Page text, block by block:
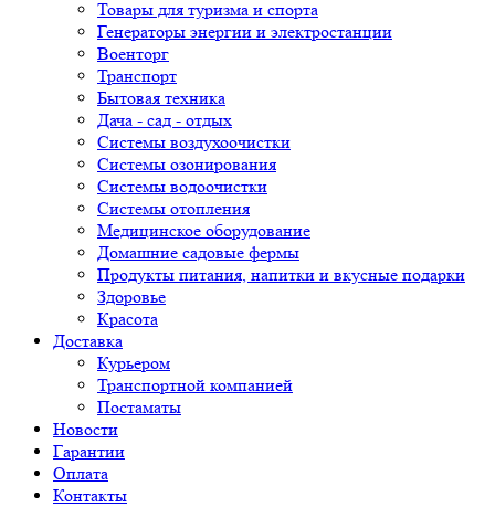
Товары для туризма и спорта
Генераторы энергии и электростанции
Военторг
Транспорт
Бытовая техника
Дача - сад - отдых
Системы воздухоочистки
Системы озонирования
Системы водоочистки
Системы отопления
Медицинское оборудование
Домашние садовые фермы
Продукты питания, напитки и вкусные подарки
Здоровье
Красота
Доставка
Курьером
Транспортной компанией
Постаматы
Новости
Гарантии
Оплата
Контакты